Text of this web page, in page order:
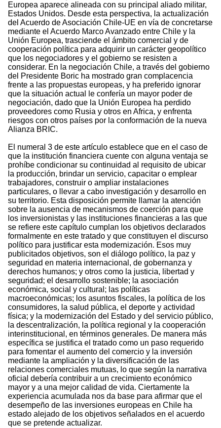
Europea aparece alineada con su principal aliado militar,
Estados Unidos. Desde esta perspectiva, la actualización
del Acuerdo de Asociación Chile-UE en vía de concretarse
mediante el Acuerdo Marco Avanzado entre Chile y la
Unión Europea, trasciende el ámbito comercial y de
cooperación política para adquirir un carácter geopolítico
que los negociadores y el gobierno se resisten a
considerar. En la negociación Chile, a través del gobierno
del Presidente Boric ha mostrado gran complacencia
frente a las propuestas europeas, y ha preferido ignorar
que la situación actual le confería un mayor poder de
negociación, dado que la Unión Europea ha perdido
proveedores como Rusia y otros en Africa, y enfrenta
riesgos con otros países por la conformación de la nueva
Alianza BRIC.
El numeral 3 de este artículo establece que en el caso de
que la institución financiera cuente con alguna ventaja se
prohíbe condicionar su continuidad al requisito de ubicar
la producción, brindar un servicio, capacitar o emplear
trabajadores, construir o ampliar instalaciones
particulares, o llevar a cabo investigación y desarrollo en
su territorio. Esta disposición permite llamar la atención
sobre la ausencia de mecanismos de coerción para que
los inversionistas y las instituciones financieras a las que
se refiere este capítulo cumplan los objetivos declarados
formalmente en este tratado y que constituyen el discurso
político para justificar esta modernización. Esos muy
publicitados objetivos, son el diálogo político, la paz y
seguridad en materia internacional, de gobernanza y
derechos humanos; y otros como la justicia, libertad y
seguridad; el desarrollo sostenible; la asociación
económica, social y cultural; las políticas
macroeconómicas; los asuntos fiscales, la política de los
consumidores, la salud pública, el deporte y actividad
física; y la modernización del Estado y del servicio público,
la descentralización, la política regional y la cooperación
interinstitucional, en términos generales. De manera más
específica se justifica el tratado como un paso requerido
para fomentar el aumento del comercio y la inversión
mediante la ampliación y la diversificación de las
relaciones comerciales mutuas, lo que según la narrativa
oficial debería contribuir a un crecimiento económico
mayor y a una mejor calidad de vida. Ciertamente la
experiencia acumulada nos da base para afirmar que el
desempeño de las inversiones europeas en Chile ha
estado alejado de los objetivos señalados en el acuerdo
que se pretende actualizar.